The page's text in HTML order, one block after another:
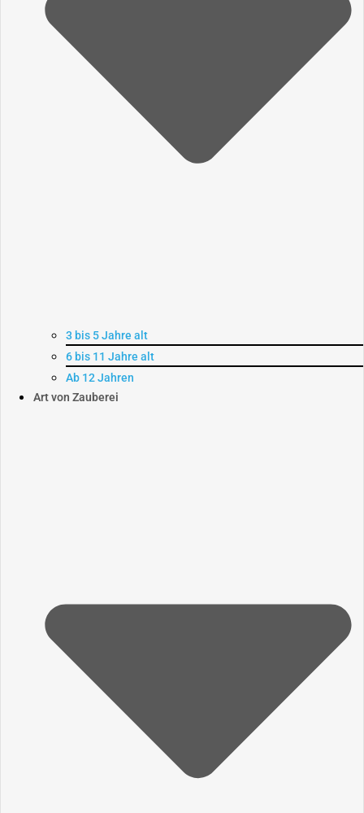
3 bis 5 Jahre alt
6 bis 11 Jahre alt
Ab 12 Jahren
Art von Zauberei